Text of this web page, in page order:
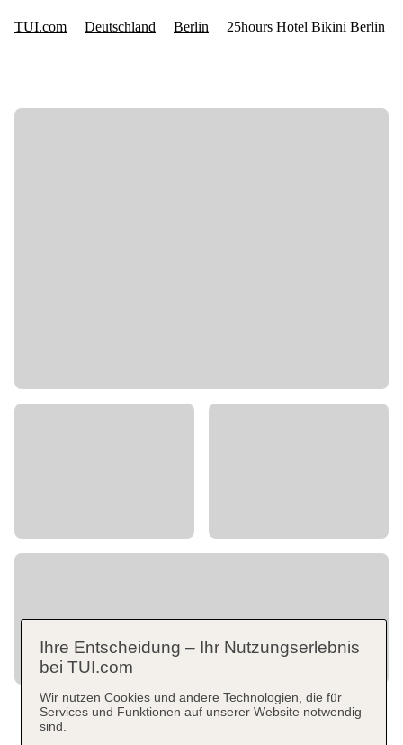
Ihre Entscheidung – Ihr Nutzungserlebnis
bei TUI.com
Wir nutzen Cookies und andere Technologien, die für
Services und Funktionen auf unserer Website notwendig
sind.